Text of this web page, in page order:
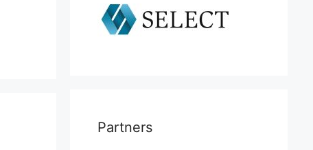
Partners